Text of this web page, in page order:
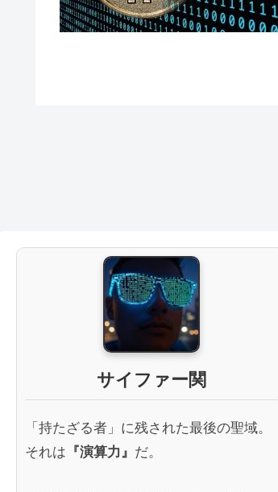
サイファー関
「持たざる者」に残された最後の聖域。
それは 『演算力』 だ。